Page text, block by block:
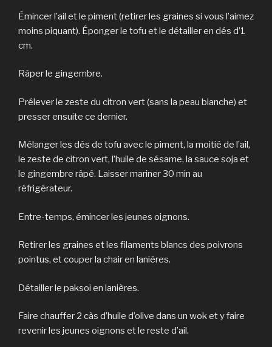
Émincer l’ail et le piment (retirer les graines si vous l’aimez
moins piquant). Éponger le tofu et le détailler en dés d’1
cm.
Râper le gingembre.
Prélever le zeste du citron vert (sans la peau blanche) et
presser ensuite ce dernier.
Mélanger les dés de tofu avec le piment, la moitié de l’ail,
le zeste de citron vert, l’huile de sésame, la sauce soja et
le gingembre râpé. Laisser mariner 30 min au
réfrigérateur.
Entre-temps, émincer les jeunes oignons.
Retirer les graines et les filaments blancs des poivrons
pointus, et couper la chair en lanières.
Détailler le paksoi en lanières.
Faire chauffer 2 càs d’huile d’olive dans un wok et y faire
revenir les jeunes oignons et le reste d’ail.